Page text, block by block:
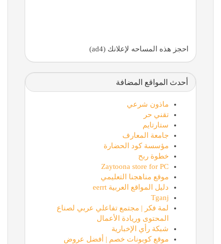
احجز هذه المساحه لإعلانك (ad4)
أحدث المواقع المضافة
ماذون شرعي
تقني حر
ستارتايم
جامعة المعارف
مؤسسة كود الحضارة
خطوة ربح
Zaytoona store for PC
موقع مناهجنا التعليمي
دليل المواقع العربية eerrt
Tganj
لمة فكر | مجتمع تفاعلي عربي لصناع
المحتوى وريادة الأعمال
شبكة رأي الإخبارية
موقع كوبونات خصم | أفضل عروض